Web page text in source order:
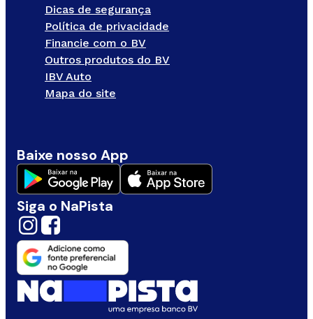
Dicas de segurança
Política de privacidade
Financie com o BV
Outros produtos do BV
IBV Auto
Mapa do site
Baixe nosso App
Siga o NaPista